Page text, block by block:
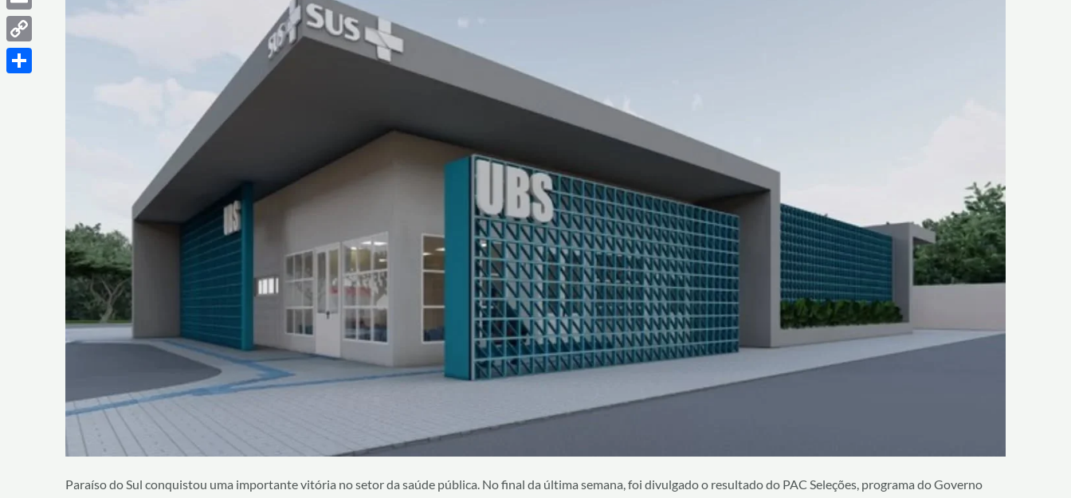
Paraíso do Sul conquistou uma importante vitória no setor da saúde pública. No final da última semana, foi divulgado o resultado do PAC Seleções, programa do Governo
Email
Copy